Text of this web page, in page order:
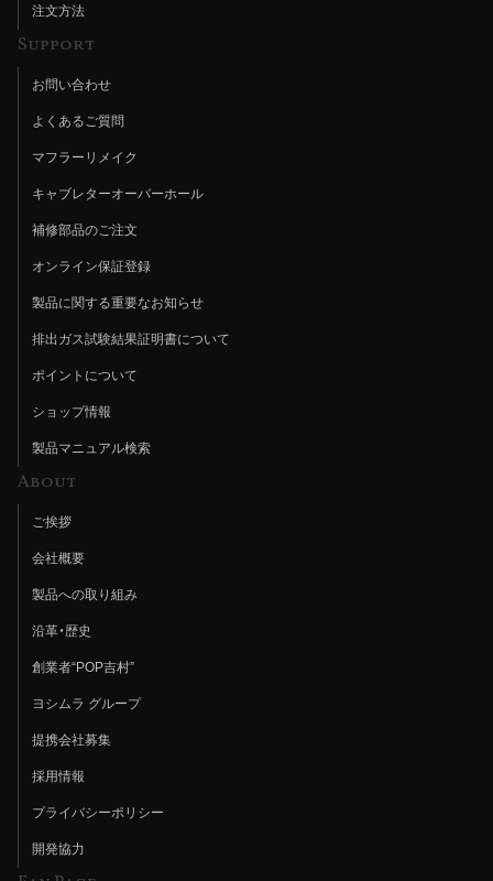
注文方法
Support
お問い合わせ
よくあるご質問
マフラーリメイク
キャブレターオーバーホール
補修部品のご注文
オンライン保証登録
製品に関する重要なお知らせ
排出ガス試験結果証明書について
ポイントについて
ショップ情報
製品マニュアル検索
About
ご挨拶
会社概要
製品への取り組み
沿革・歴史
創業者“POP吉村”
ヨシムラ グループ
提携会社募集
採用情報
プライバシーポリシー
開発協力